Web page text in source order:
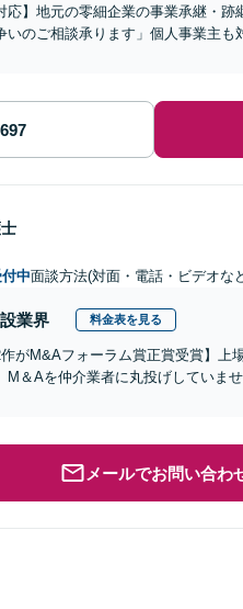
応】地元の零細企業の事業承継・
いのご相談承ります」個人事業主
中面談方法(対面・電話・ビデオな
業界 料金表を見る
作がM&Aフォーラム賞正賞受賞】
M＆Aを仲介業者に丸投げしていま
メールでお問い合わ